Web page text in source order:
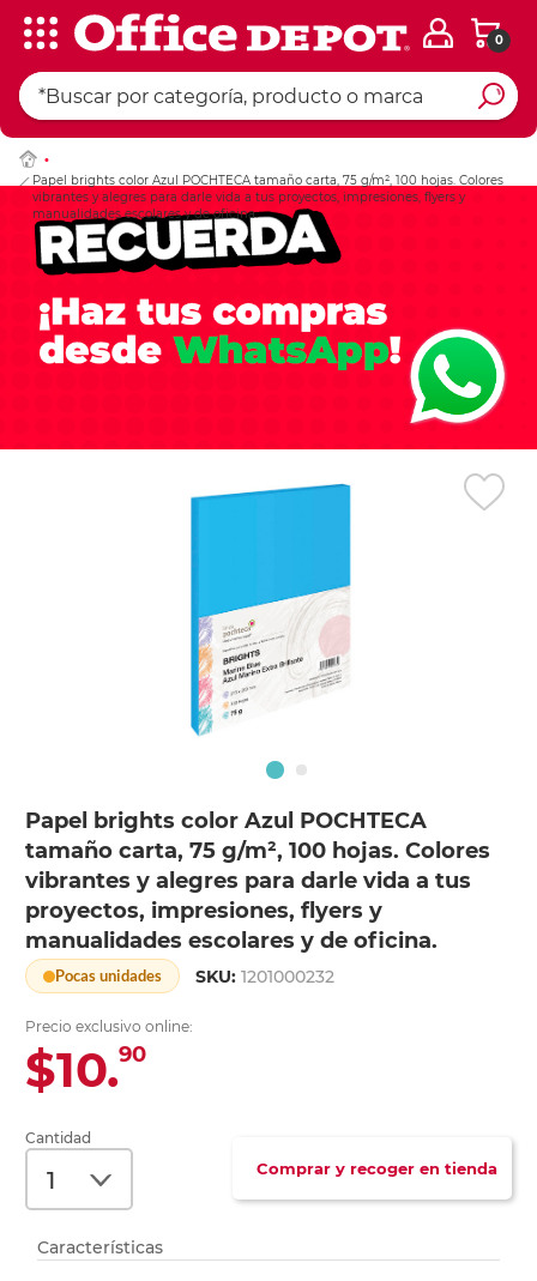
0
Papel brights color Azul POCHTECA tamaño carta, 75 g/m², 100 hojas. Colores
vibrantes y alegres para darle vida a tus proyectos, impresiones, flyers y
manualidades escolares y de oficina.
Papel brights color Azul POCHTECA
tamaño carta, 75 g/m², 100 hojas. Colores
vibrantes y alegres para darle vida a tus
proyectos, impresiones, flyers y
manualidades escolares y de oficina.
Pocas unidades SKU:1201000232
Precio exclusivo online:
$10.90
Cantidad
Comprar y recoger en tienda
Ingresar Codigo
Características